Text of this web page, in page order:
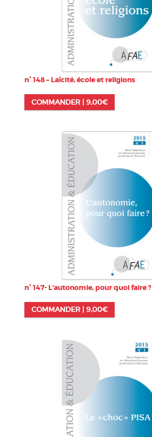
n° 148 – Laïcité, école et religions
COMMANDER | 9,00€
n° 147- L’autonomie, pour quoi faire ?
COMMANDER | 9,00€